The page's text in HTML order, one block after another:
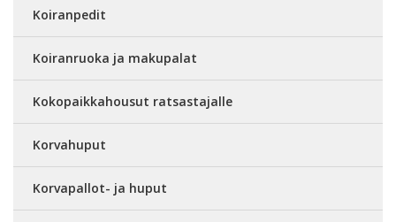
Koiranpedit
Koiranruoka ja makupalat
Kokopaikkahousut ratsastajalle
Korvahuput
Korvapallot- ja huput